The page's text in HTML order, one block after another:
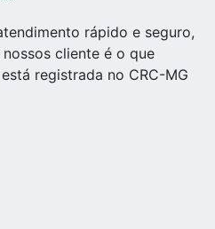
rápido e seguro,
cliente é o que
registrada no CRC-MG